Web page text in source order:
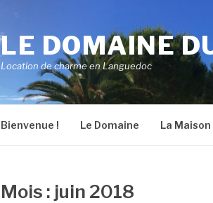
LE DOMAINE
Location de charme en Languedoc
Bienvenue ! Le Domaine La Maison
Mois : juin 2018